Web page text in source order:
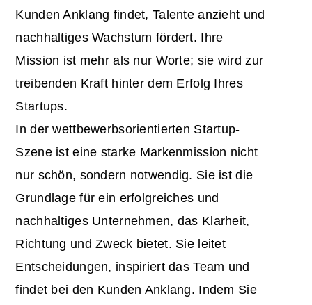
Kunden Anklang findet, Talente anzieht und
nachhaltiges Wachstum fördert. Ihre
Mission ist mehr als nur Worte; sie wird zur
treibenden Kraft hinter dem Erfolg Ihres
Startups.
In der wettbewerbsorientierten Startup-
Szene ist eine starke Markenmission nicht
nur schön, sondern notwendig. Sie ist die
Grundlage für ein erfolgreiches und
nachhaltiges Unternehmen, das Klarheit,
Richtung und Zweck bietet. Sie leitet
Entscheidungen, inspiriert das Team und
findet bei den Kunden Anklang. Indem Sie